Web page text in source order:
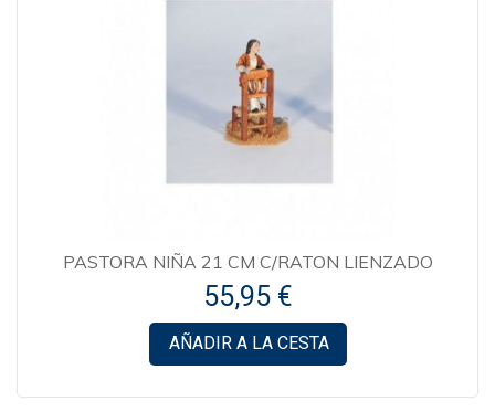
PASTORA NIÑA 21 CM C/RATON LIENZADO
55,95 €
AÑADIR A LA CESTA